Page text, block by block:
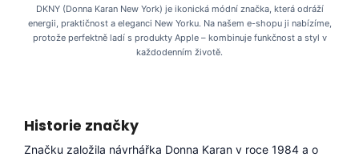
DKNY (Donna Karan New York) je ikonická módní značka, která odráží
energii, praktičnost a eleganci New Yorku. Na našem e-shopu ji nabízíme,
protože perfektně ladí s produkty Apple – kombinuje funkčnost a styl v
každodenním životě.
Historie značky
Značku založila návrhářka Donna Karan v roce 1984 a o
n
a